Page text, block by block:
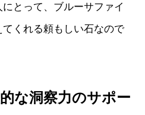
とって、ブルーサファイ
くれる頼もしい石なので
な洞察力のサポー